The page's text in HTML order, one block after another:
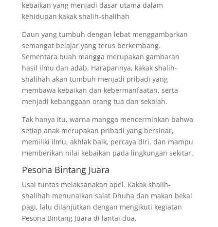
kebaikan yang menjadi dasar utama dalam
kehidupan kakak shalih-shalihah
Daun yang tumbuh dengan lebat menggambarkan
semangat belajar yang terus berkembang.
Sementara buah mangga merupakan gambaran
hasil ilmu dan adab. Harapannya, kakak shalih-
shalihah akan tumbuh menjadi pribadi yang
membawa kebaikan dan kebermanfaatan, serta
menjadi kebanggaan orang tua dan sekolah.
Tak hanya itu, warna mangga mencerminkan bahwa
setiap anak merupakan pribadi yang bersinar,
memiliki ilmu, akhlak baik, percaya diri, dan mampu
memberikan nilai kebaikan pada lingkungan sekitar.
Pesona Bintang Juara
Usai tuntas melaksanakan apel. Kakak shalih-
shalihah menunaikan salat Dhuha dan makan bekal
pagi, lalu dilanjutkan dengan mengikuti kegiatan
Pesona Bintang Juara di lantai dua.